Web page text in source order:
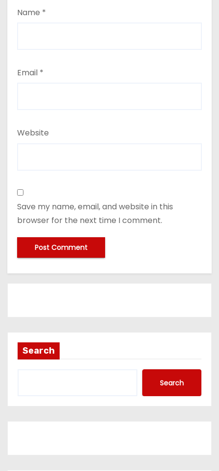
Name *
Email *
Website
Save my name, email, and website in this
browser for the next time I comment.
Search
Search